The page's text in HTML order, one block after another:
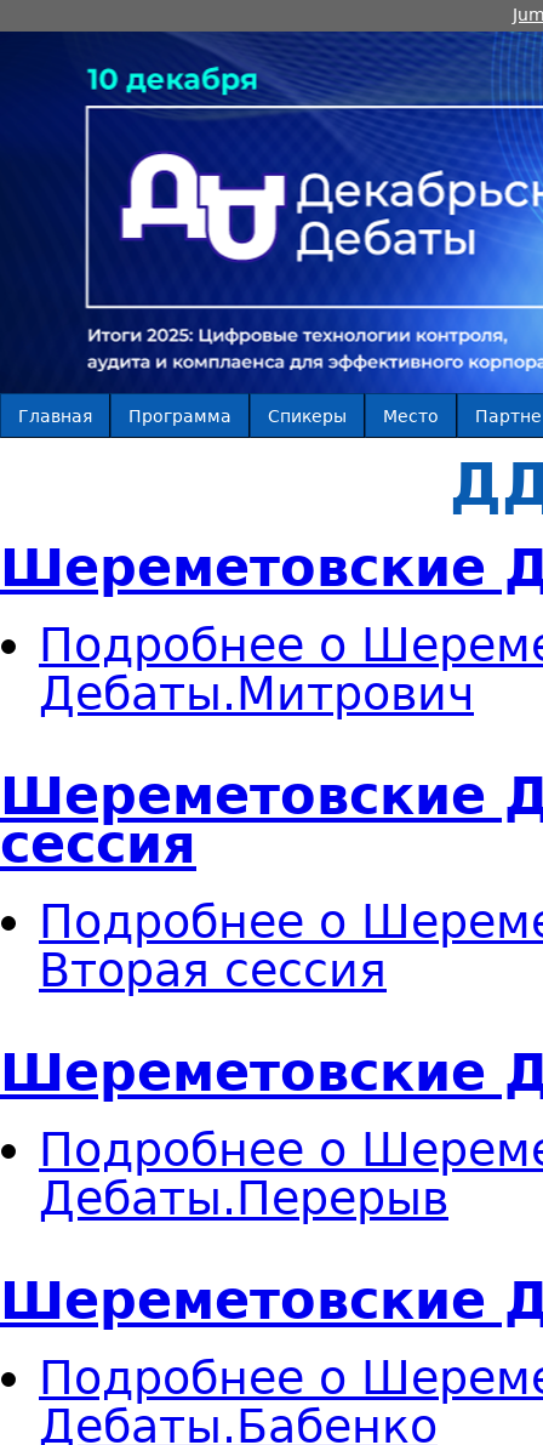
Главная Программа Спикеры Место
Шереметовские
Подробнее о
Дебаты.Митрович
Шереметовские
сессия
Подробнее о
Вторая сессия
Шереметовские
Подробнее о
Дебаты.Перерыв
Шереметовские
Подробнее о
Дебаты.Бабенко